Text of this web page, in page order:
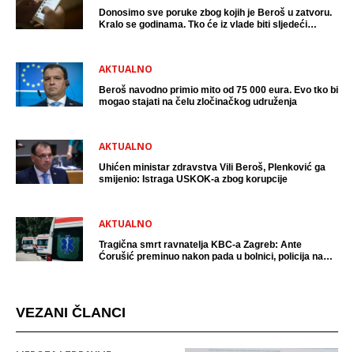
Donosimo sve poruke zbog kojih je Beroš u zatvoru.
Kralo se godinama. Tko će iz vlade biti sljedeći
AKTUALNO
Beroš navodno primio mito od 75 000 eura. Evo tko bi
mogao stajati na čelu zločinačkog udruženja
AKTUALNO
Uhićen ministar zdravstva Vili Beroš, Plenković ga
smijenio: Istraga USKOK-a zbog korupcije
AKTUALNO
Tragična smrt ravnatelja KBC-a Zagreb: Ante
Ćorušić preminuo nakon pada u bolnici, policija na
VEZANI ČLANCI